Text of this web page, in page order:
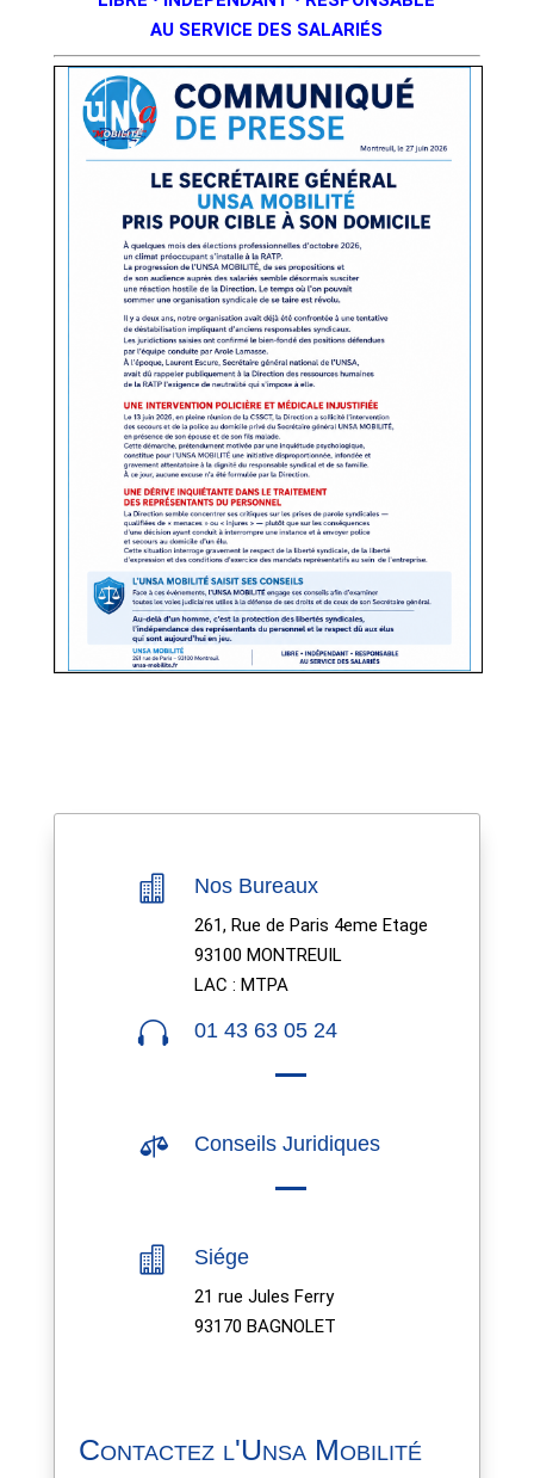
AU SERVICE DES SALARIÉS
 Nos Bureaux
261, Rue de Paris 4eme Etage
93100 MONTREUIL
LAC : MTPA
 01 43 63 05 24
 Conseils Juridiques
 Siége
21 rue Jules Ferry
93170 BAGNOLET
Contactez l'Unsa Mobilité